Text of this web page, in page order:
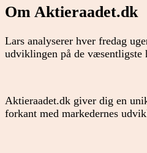
Om Aktieraadet.dk
Lars analyserer hver fredag
udviklingen på de væsentligste
Aktieraadet.dk giver dig en
forkant med markedernes